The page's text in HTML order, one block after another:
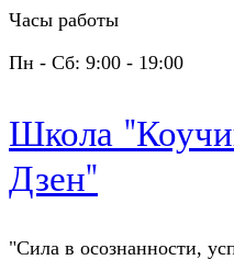
Часы работы
Пн - Сб: 9:00 - 19:00
Школа
Дзен"
"Сила в осознанности,